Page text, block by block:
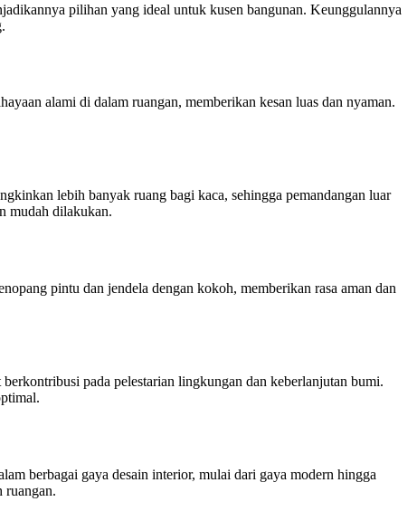
pilihan yang ideal untuk kusen bangunan. Keunggulannya
alami di dalam ruangan, memberikan kesan luas dan nyaman.
lebih banyak ruang bagi kaca, sehingga pemandangan luar
mudah dilakukan.
pintu dan jendela dengan kokoh, memberikan rasa aman dan
pada pelestarian lingkungan dan keberlanjutan bumi.
berbagai gaya desain interior, mulai dari gaya modern hingga
ruangan.